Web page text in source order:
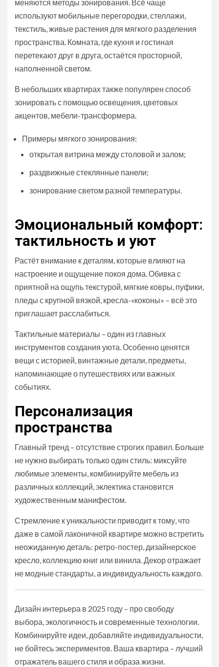
меняются методы зонирования. Всё чаще
используют мобильные перегородки, стеллажи,
текстиль, живые растения для мягкого разделения
пространства. Комната, где кухня и гостиная
перетекают друг в друга, остаётся просторной,
наполненной светом.
В небольших квартирах также популярен способ
зонировать с помощью освещения, цветовых
акцентов, мебели-трансформера.
Примеры мягкого зонирования:
открытая витрина между столовой и залом;
раздвижные стеклянные панели;
зонирование светом разной температуры.
Эмоциональный комфорт:
тактильность и уют
Растёт внимание к деталям, которые влияют на
настроение и ощущение покоя дома. Обивка с
приятной на ощупь текстурой, мягкие ковры, пуфики,
пледы с крупной вязкой, кресла-«коконы» – всё это
приглашает расслабиться.
Тактильные материалы – один из главных
инструментов создания уюта. Особенно ценятся
вещи с историей, винтажные детали, предметы,
напоминающие о путешествиях или важных
событиях.
Персонализация
пространства
Главный тренд – отсутствие строгих правил. Больше
не нужно выбирать только один стиль: миксуйте
любимые элементы, комбинируйте мебель из
различных коллекций, эклектика становится
художественным манифестом.
Стремление к уникальности приводит к тому, что
даже в самой лаконичной квартире можно встретить
неожиданную деталь: ретро-постер, дизайнерское
кресло, коллекцию книг или винила. Декор отражает
не модные стандарты, а индивидуальность каждого.
Дизайн интерьера в 2025 году – про свободу
выбора, экологичность и современные технологии.
Комбинируйте идеи, добавляйте индивидуальности,
не бойтесь экспериментов. Ваша квартира – лучший
отражатель вашего стиля и образа жизни.